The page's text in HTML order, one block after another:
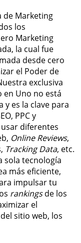
de Marketing
los
Marketing
la cual fue
desde cero
el Poder de
exclusiva
en Uno no está
es la clave para
PPC y
diferentes
Online Reviews,
Tracking Data, etc.
sola tecnología
más eficiente,
impulsar tu
rankingsde los
el
sitio web, los